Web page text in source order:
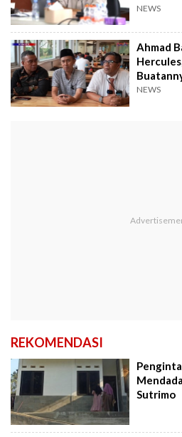
NEWS
Ahmad
NEWS
REKOMENDASI
Sutrimo